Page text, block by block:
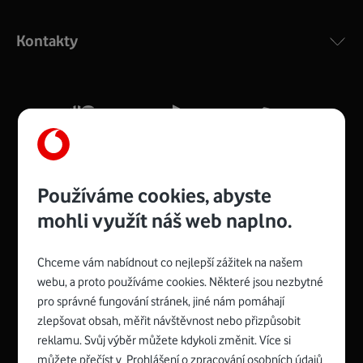
silný signál pro celou domácnost. Kompaktní rozměry 21
Více o COMPAL CH7465VF
Zyxel VMG8623-T50B:
Rozměry modemu jsou 16 x 22 x 7,5 cm (včetně stojánku)
a nabízí 4 gigabitové LAN porty a bezdrátové připojení Wi-
Spojte se s Vodafonem
Kontakty
Používáme cookies, abyste
mohli využít náš web naplno.
Chceme vám nabídnout co nejlepší zážitek na našem
webu, a proto používáme cookies. Některé jsou nezbytné
pro správné fungování stránek, jiné nám pomáhají
zlepšovat obsah, měřit návštěvnost nebo přizpůsobit
reklamu. Svůj výběr můžete kdykoli změnit. Více si
můžete přečíst v Prohlášení o zpracování osobních údajů